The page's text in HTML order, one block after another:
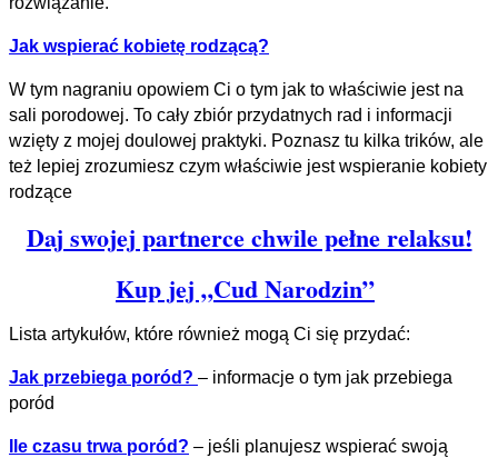
Jak wspierać kobietę rodzącą?
W tym nagraniu opowiem Ci o tym jak to właściwie jest na
sali porodowej. To cały zbiór przydatnych rad i informacji
wzięty z mojej doulowej praktyki. Poznasz tu kilka trików, ale
też lepiej zrozumiesz czym właściwie jest wspieranie kobiety
rodzące
Daj swojej partnerce chwile pełne relaksu!
Kup jej „Cud Narodzin”
Lista artykułów, które również mogą Ci się przydać:
Jak przebiega poród? – informacje o tym jak przebiega
poród
Ile czasu trwa poród? – jeśli planujesz wspierać swoją